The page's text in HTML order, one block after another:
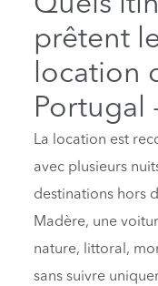
prêtent
location
Portugal
La location est
avec plusieurs
destinations hors
Madère, une
nature, littoral,
sans suivre